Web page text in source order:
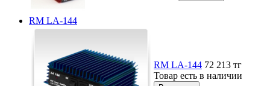
RM LA-144
RM LA-144 72 213 тг
Товар есть в наличии